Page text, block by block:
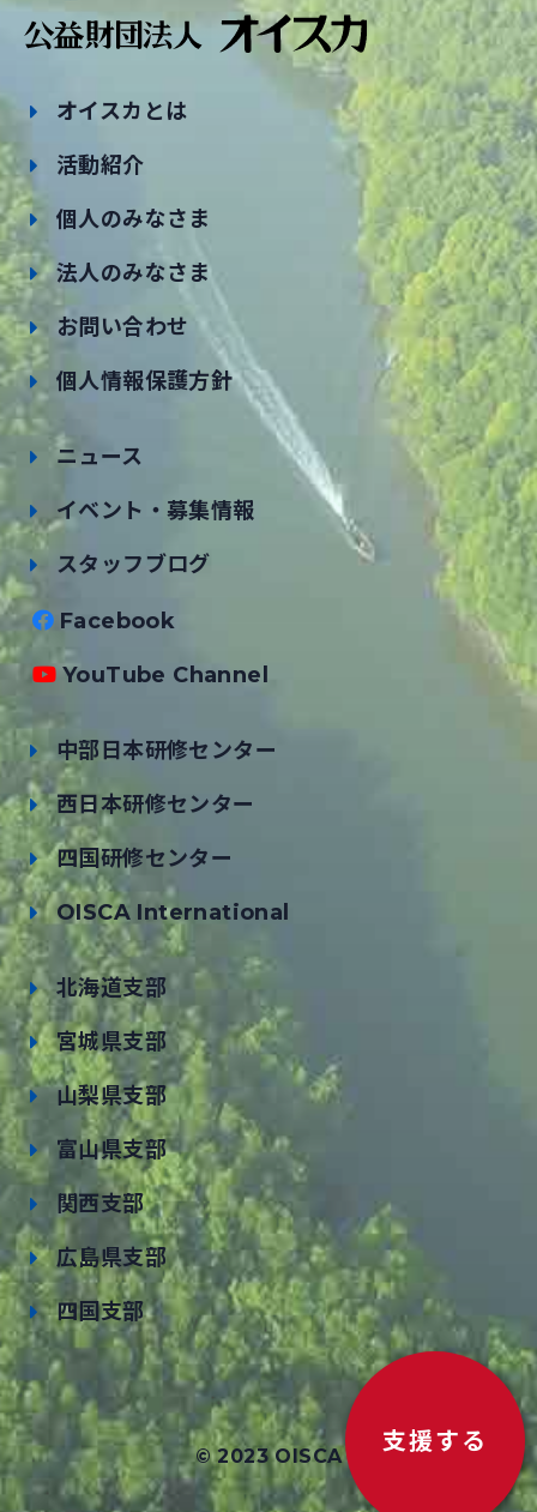
支援する
オイスカとは
活動紹介
個人のみなさま
法人のみなさま
お問い合わせ
個人情報保護方針
ニュース
イベント・募集情報
スタッフブログ
Facebook
YouTube Channel
中部日本研修センター
西日本研修センター
四国研修センター
OISCA International
北海道支部
宮城県支部
山梨県支部
富山県支部
関西支部
広島県支部
四国支部
© 2023 OISCA